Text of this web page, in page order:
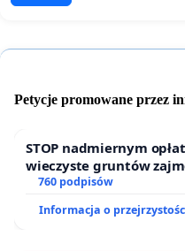
Petycje promowane przez
STOP nadmiernym
wieczyste gruntów
ogrody działkowe.
760 podpisów
Informacja o